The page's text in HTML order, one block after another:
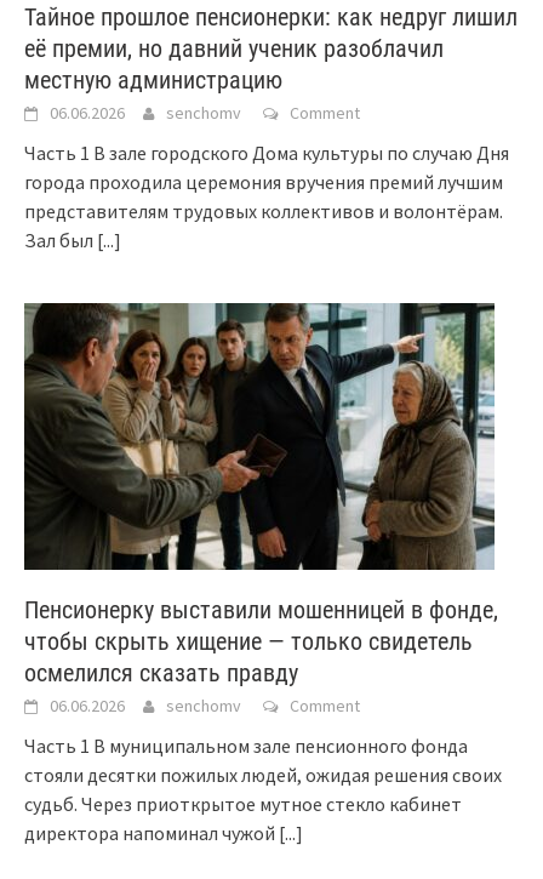
Тайное прошлое пенсионерки: как недруг лишил
её премии, но давний ученик разоблачил
местную администрацию
06.06.2026 senchomv Comment
Часть 1 В зале городского Дома культуры по случаю Дня
города проходила церемония вручения премий лучшим
представителям трудовых коллективов и волонтёрам.
Зал был [...]
Пенсионерку выставили мошенницей в фонде,
чтобы скрыть хищение — только свидетель
осмелился сказать правду
06.06.2026 senchomv Comment
Часть 1 В муниципальном зале пенсионного фонда
стояли десятки пожилых людей, ожидая решения своих
судьб. Через приоткрытое мутное стекло кабинет
директора напоминал чужой [...]